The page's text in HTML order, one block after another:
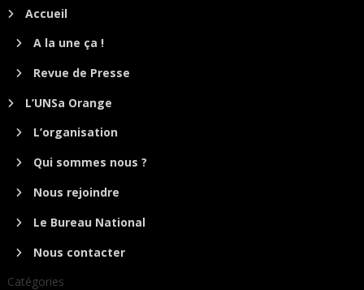
Accueil
A la une ça !
Revue de Presse
L’UNSa Orange
L’organisation
Qui sommes nous ?
Nous rejoindre
Le Bureau National
Nous contacter
Catégories